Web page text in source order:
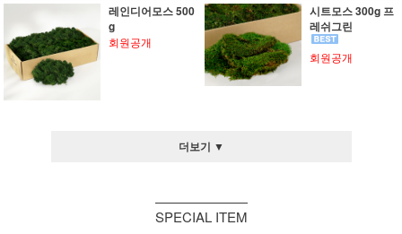
레인디어모스 500
g
회원공개
시트모스 300g 프
레쉬그린
회원공개
더보기 ▼
SPECIAL ITEM